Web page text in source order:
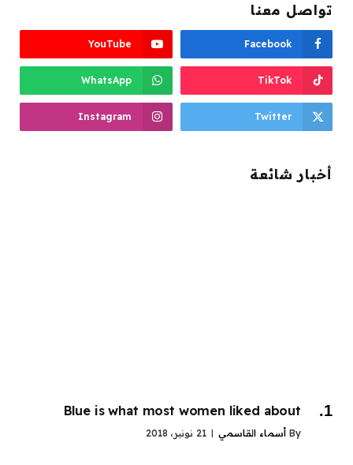
تواصل معنا
Facebook
YouTube
TikTok
WhatsApp
Twitter
Instagram
أخبار شائعة
Blue is what most women liked about
By أسماء القاسمي 21 نونبر، 2018